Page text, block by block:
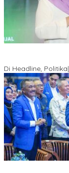
Di Headline, Politika|